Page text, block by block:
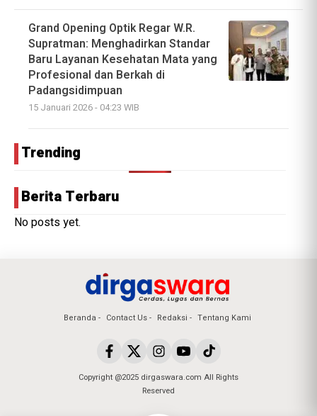
Grand Opening Optik Regar W.R.
Supratman: Menghadirkan Standar
Baru Layanan Kesehatan Mata yang
Profesional dan Berkah di
Padangsidimpuan
15 Januari 2026 - 04:23 WIB
Trending
Berita Terbaru
No posts yet.
Beranda Contact Us Redaksi Tentang Kami
Copyright @2025 dirgaswara.com All Rights
Reserved